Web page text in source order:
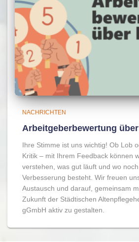
NACHRICHTEN
Arbeitgeberbewertung
Ihre Stimme ist uns wichtig! Ob Lob
Kritik – mit Ihrem Feedback können
verstehen, was gut läuft und wo
Verbesserung besteht. Wir freuen
Austausch und darauf, gemeinsam
Zukunft der Städtischen
gGmbH aktiv zu gestalten.